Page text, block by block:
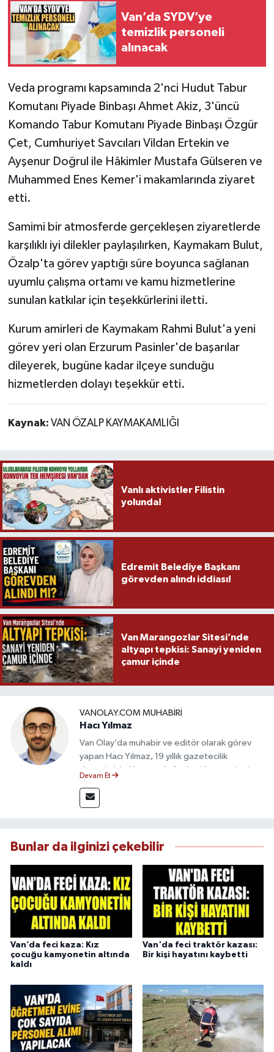
Van’da SYDV’ye
temizlik personeli
alınacak
Veda programı kapsamında 2'nci Hudut Tabur
Komutanı Piyade Binbaşı Ahmet Akiz, 3'üncü
Komando Tabur Komutanı Piyade Binbaşı Özgür
Çet, Cumhuriyet Savcıları Vildan Ertekin ve
Ayşenur Doğrul ile Hâkimler Mustafa Gülseren ve
Muhammed Enes Kemer'i makamlarında ziyaret
etti.
Samimi bir atmosferde gerçekleşen ziyaretlerde
karşılıklı iyi dilekler paylaşılırken, Kaymakam Bulut,
Özalp'ta görev yaptığı süre boyunca sağlanan
uyumlu çalışma ortamı ve kamu hizmetlerine
sunulan katkılar için teşekkürlerini iletti.
Kurum amirleri de Kaymakam Rahmi Bulut'a yeni
görev yeri olan Erzurum Pasinler'de başarılar
dileyerek, bugüne kadar ilçeye sunduğu
hizmetlerden dolayı teşekkür etti.
Kaynak: VAN ÖZALP KAYMAKAMLIĞI
Vanlı aktivistler Filistin
yolunda!
Edremit Belediye Başkanı
görevden alındı iddiası!
Van Marangozlar Sitesi’nde
altyapı tepkisi: Sanayi yeniden
çamur içinde
VANOLAY.COM MUHABIRI
Hacı Yılmaz
Van Olay’da muhabir ve editör olarak görev
yapan Hacı Yılmaz, 19 yıllık gazetecilik
deneyimiyle Van yerel gündemi başta olmak
takip etmektedir. Editoryal sürece katkı sunan
Yılmaz, tarafsızlık, doğruluk ve etik ilkeler
bilgilendirmektedir.
Devam Et
Bunlar da ilginizi çekebilir
Van’da feci kaza: Kız
çocuğu kamyonetin altında
kaldı
Van'da feci traktör kazası:
Bir kişi hayatını kaybetti